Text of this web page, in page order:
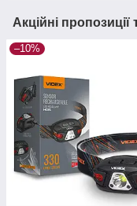
Акційні
–10%